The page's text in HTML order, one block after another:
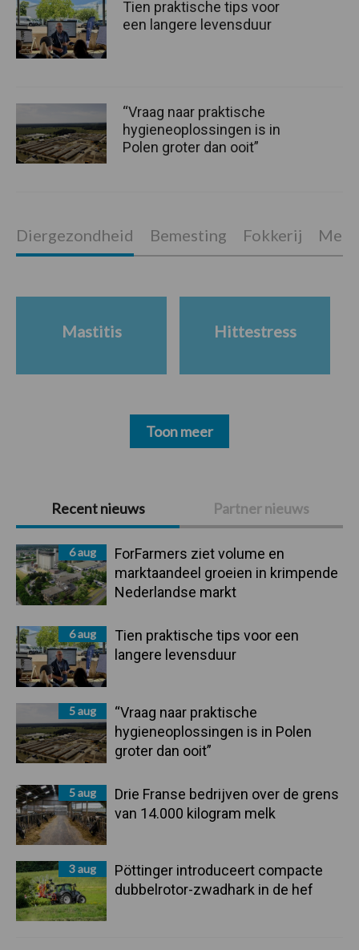
Primaire
Sidebar
Recent nieuws Partner nieuws
6 aug
ForFarmers ziet volume en
marktaandeel groeien in krimpende
Nederlandse markt
6 aug
Tien praktische tips voor een
langere levensduur
5 aug
“Vraag naar praktische
hygieneoplossingen is in Polen
groter dan ooit”
5 aug
Drie Franse bedrijven over de grens
van 14.000 kilogram melk
3 aug
Pöttinger introduceert compacte
dubbelrotor-zwadhark in de hef
Tien praktische tips voor
een langere levensduur
“Vraag naar praktische
hygieneoplossingen is in
Polen groter dan ooit”
Diergezondheid Bemesting Fokkerij
Mastitis Hittestress
Toon meer